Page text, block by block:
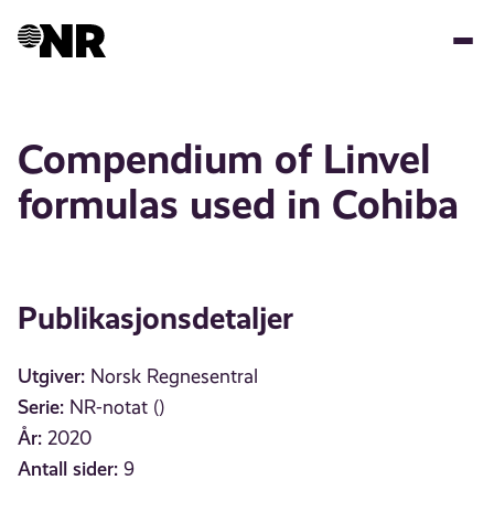
Compendium of Linvel
formulas used in Cohiba
Publikasjonsdetaljer
Utgiver: Norsk Regnesentral
Serie: NR-notat ()
År: 2020
Antall sider: 9